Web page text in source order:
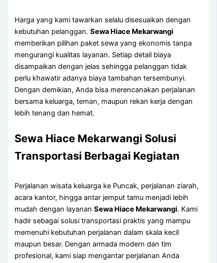
Harga yang kami tawarkan selalu disesuaikan dengan
kebutuhan pelanggan.Sewa Hiace Mekarwangi
memberikan pilihan paket sewa yang ekonomis tanpa
mengurangi kualitas layanan. Setiap detail biaya
disampaikan dengan jelas sehingga pelanggan tidak
perlu khawatir adanya biaya tambahan tersembunyi.
Dengan demikian, Anda bisa merencanakan perjalanan
bersama keluarga, teman, maupun rekan kerja dengan
lebih tenang dan hemat.
Sewa Hiace Mekarwangi Solusi
Transportasi Berbagai Kegiatan
Perjalanan wisata keluarga ke Puncak, perjalanan ziarah,
acara kantor, hingga antar jemput tamu menjadi lebih
mudah dengan layananSewa Hiace Mekarwangi. Kami
hadir sebagai solusi transportasi praktis yang mampu
memenuhi kebutuhan perjalanan dalam skala kecil
maupun besar. Dengan armada modern dan tim
profesional, kami siap mengantar perjalanan Anda